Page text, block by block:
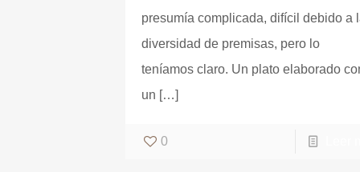
presumía complicada, difícil debido a
diversidad de premisas, pero lo
teníamos claro. Un plato elaborado
un […]
0